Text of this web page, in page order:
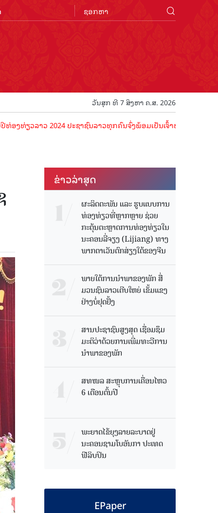
ວັນສຸກ ທີ 7 ສິງຫາ ຄ.ສ. 2026
ຽວລາວ 2024 ປະຊາຊົນລາວທຸກຄົນຈົ່ງພ້ອມເປັນເຈົ້າພາບທີ່ດີ ຕ້ອນຮັບນັ
ຂ່າວ​ລ່າ​ສຸດ
ຜະລິດຕະພັນ ແລະ ຮູບແບບການ
ທ່ອງທ່ຽວທີ່ຫຼາກຫຼາຍ ຊ່ວຍ
ກະຕຸ້ນຕະຫຼາດການທ່ອງທ່ຽວໃນ
ນະຄອນລີ່ຈຽງ (Lijiang) ທາງ
ພາກຕາເວັນຕົກສ່ຽງໃຕ້ຂອງຈີນ
ພາຍໃຕ້ການນໍາພາຂອງພັກ ສື່
ມວນຊົນລາວເຕີບໃຫຍ່ ເຂັ້ມແຂງ
ຢ່າງບໍ່ຢຸດຢັ້ງ
ສານປະຊາຊົນສູງສຸດ ເຊື່ອມຊຶມ
ມະຕິວ່າດ້ວຍການເພີ່ມທະວີການ
ນຳພາຂອງພັກ
ສທໜລ ສະຫຼຸບການເຄື່ອນໄຫວ
6 ເດືອນຕົ້ນປີ
ພະຍາດໄຂ້ຍຸງລາຍລະບາດຢູ່
ນະຄອນຊາມໂບ​ອັນກາ ປະເທດ
ຟີລິບປິນ
EPaper